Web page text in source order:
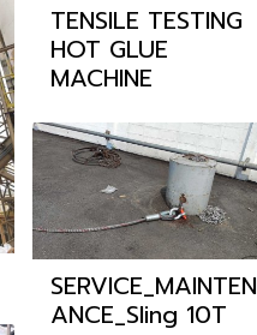
TENSILE TESTING
HOT GLUE
MACHINE
SERVICE_MAINTEN
ANCE_Sling 10T